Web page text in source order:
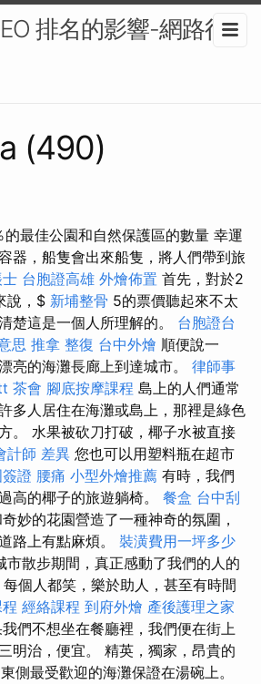
排名的影響-網路行
(490)
最佳公園和自然保護區的數量 幸運
器，船隻會出來船隻，將人們帶到旅
台胞證高雄 外燴佈置 首先，對於2
說，$ 新埔整骨 5的票價聽起來不太
楚這是一個人所理解的。 台胞證台
思 推拿 整復 台中外燴 順便說一
亮的海灘長廊上到達城市。 律師事
茶會 腳底按摩課程 島上的人們通常
多人居住在海灘或島上，那裡是綠色
。 水果被砍刀打破，椰子水被直接
計師 差異 您也可以用塑料瓶在超市
證 腰痛 小型外燴推薦 有時，我們
高的椰子的旅遊躺椅。 餐盒 台中刮
妙的花園營造了一種神奇的氛圍，
路上有點麻煩。 裝潢費用一坪多少
市散步期間，真正感動了我們的人的
個人都笑，樂於助人，甚至有時間
經絡課程 到府外燴 產後護理之家
們不想坐在餐廳裡，我們便在街上
明治，便宜。 精英，獨家，昂貴的
側最受歡迎的海灘保證在湯碗上。